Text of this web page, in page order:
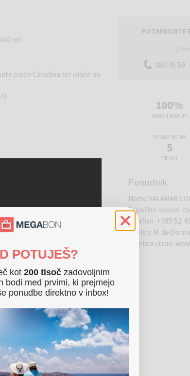
plaže Carolina ter plaže na
POTREBUJETE
080 45 59
100%
VAREN NAKUP
PRISOTNI NA
5
TRGIH
Ponudnik
Naziv:VALAMAR
E-poštni naslov:
Telefon: +385 52
Naslov: M. de
Spletna stran:
POTUJEŠ?
kot 200 tisoč zadovoljnim
bodi med prvimi, ki prejmejo
ponudbe direktno v inbox!